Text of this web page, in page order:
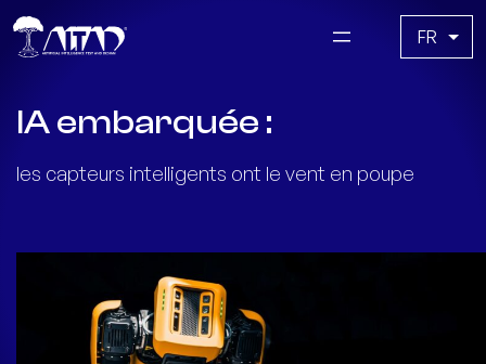
Skip
to
content
Choisir
une
IA embarquée :
les capteurs intelligents ont le vent en poupe